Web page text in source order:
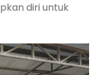
diri untuk